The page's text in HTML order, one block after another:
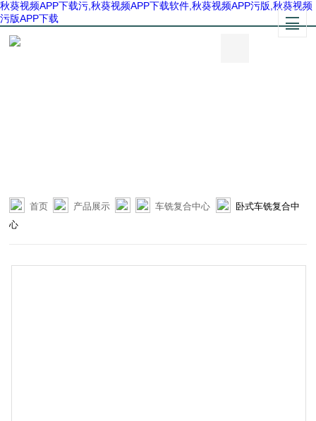
秋葵视频APP下载污,秋葵视频APP下载软件,秋葵视频APP污版,秋葵视频
污版APP下载
首页 产品展示 车铣复合中心
卧式车铣复合中
心